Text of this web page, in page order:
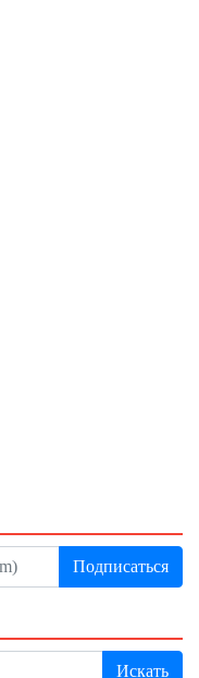
Подписаться
Искать